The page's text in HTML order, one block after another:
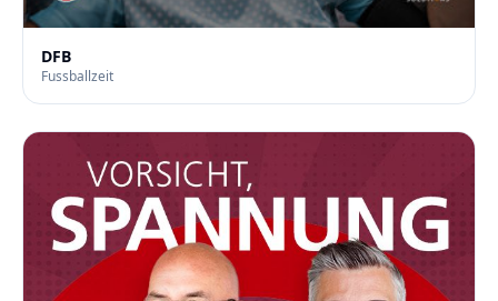
DFB
Fussballzeit